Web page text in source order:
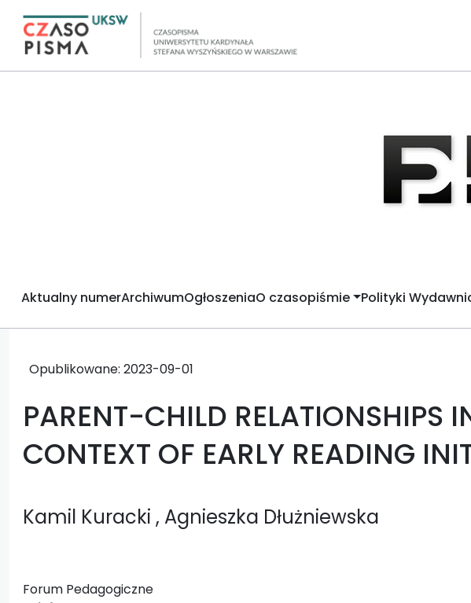
Aktualny numerArchiwumOgłoszeniaO czasopiśmie Polityki
Opublikowane: 2023-09-01
PARENT-CHILD RELATIONSHIPS
CONTEXT OF EARLY READING
Kamil Kuracki , Agnieszka Dłużniewska
Forum Pedagogiczne